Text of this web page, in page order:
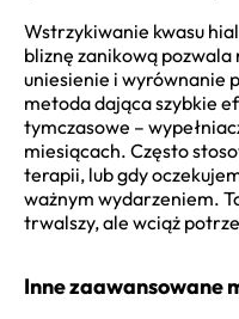
Wstrzykiwanie kwasu
bliznę zanikową
uniesienie i wyrównanie
metoda dająca szybkie
tymczasowe –
miesiącach. Często
terapii, lub gdy
ważnym wydarzeniem.
trwalszy, ale wciąż
Inne zaawansowane